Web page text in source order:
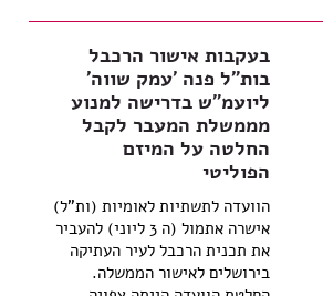
בעקבות אישור הרכבל
בות"ל פנה 'עמק שווה'
ליועמ"ש בדרישה למנוע
מממשלת המעבר לקבל
החלטה על המיזם
הפוליטי
הוועדה לתשתיות לאומיות (ות"ל)
אישרה אתמול (ה 3 ליוני) להעביר
את תכנית הרכבל לעיר העתיקה
בירושלים לאישור הממשלה.